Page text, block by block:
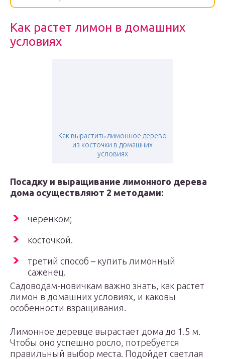
Как растет лимон в домашних
условиях
Как вырастить лимонное дерево
из косточки в домашних
условиях
Посадку и выращивание лимонного дерева
дома осуществляют 2 методами:
черенком;
косточкой.
третий способ – купить лимонный
саженец.
Садоводам-новичкам важно знать, как растет
лимон в домашних условиях, и каковы
особенности взращивания.
Лимонное деревце вырастает дома до 1.5 м.
Чтобы оно успешно росло, потребуется
правильный выбор места. Подойдет светлая